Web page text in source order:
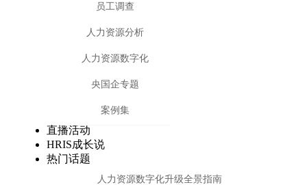
员工调查
人力资源分析
人力资源数字化
央国企专题
案例集
直播活动
HRIS成长说
热门话题
人力资源数字化升级全景指南